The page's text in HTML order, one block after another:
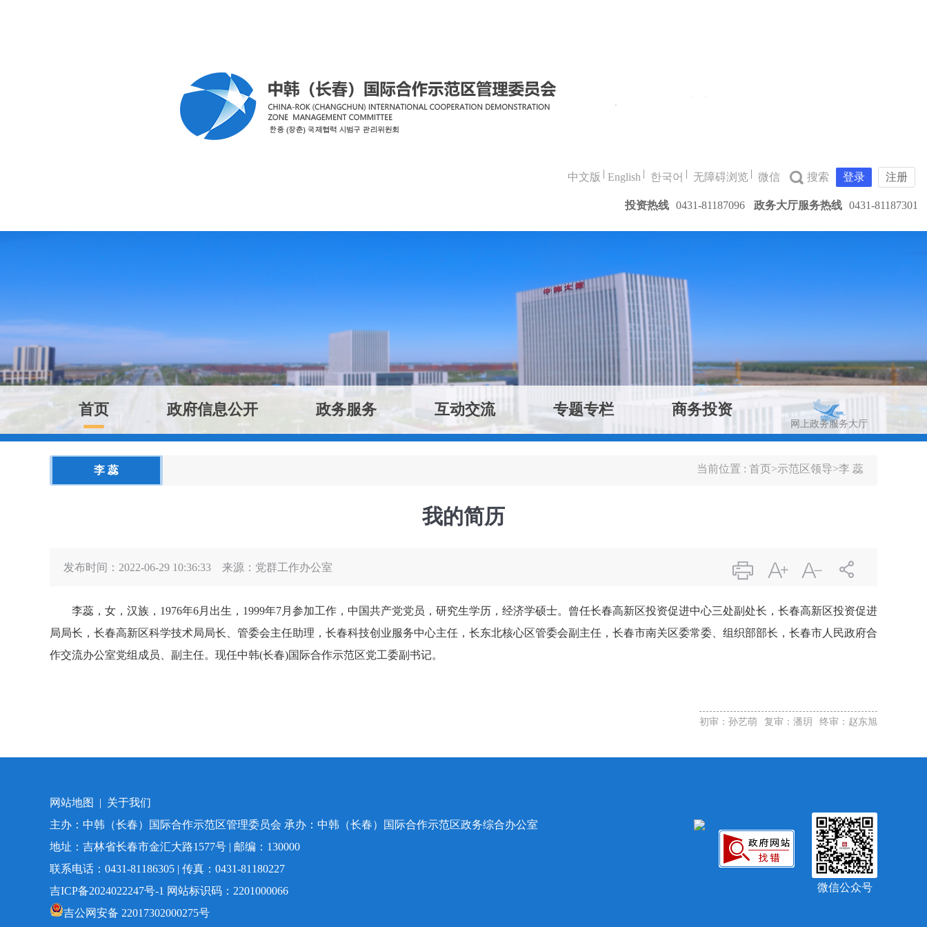
中文版 English 한국어 无障碍浏览 微信 登录 注册
投资热线 0431-81187096 政务大厅服务热线 0431-81187301
首页 政府信息公开 政务服务 互动交流 专题专栏 商务投资
网上政务服务大厅
李 蕊 当前位置 : 首页>示范区领导>李 蕊
我的简历
发布时间：2022-06-29 10:36:33 来源： 党群工作办公室
李蕊，女 ， 汉族 ， 1976年6月出生 ， 1999年7月参加工作 ， 中国共产党党员 ， 研究生学历 ， 经济学硕士。曾任长春高新区投资促进中心三处副处长 ， 长春高新区投资促进
局局长 ， 长春高新区科学技术局局长、管委会主任助理 ， 长春科技创业服务中心主任 ， 长东北核心区管委会副主任 ， 长春市南关区委常委、组织部部长 ， 长春市人民政府合
作交流办公室党组成员、副主任。现任中韩(长春)国际合作示范区党工委副书记。
初审：孙艺萌 复审：潘玥 终审：赵东旭
网站地图 | 关于我们
主办：中韩（长春）国际合作示范区管理委员会 承办：中韩（长春）国际合作示范区政务综合办公室
地址：吉林省长春市金汇大路1577号 | 邮编：130000
联系电话：0431-81186305 | 传真：0431-81180227
吉ICP备2024022247号-1 网站标识码：2201000066
吉公网安备 22017302000275号
微信公众号